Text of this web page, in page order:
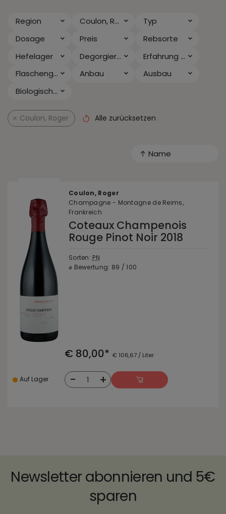
Region Coulon, Roger
Typ
Dosage
Preis
Rebsorte
Hefelager
Degorgiert seit
Erfahrung & Anlass
Flaschengröße
Anbau
Ausbau
Biologischer Säureabbau
Alle zurücksetzen
Coulon, Roger
↑ Name
Coulon, Roger
Champagne - Montagne de Reims,
Frankreich
Coteaux Champenois
Rouge Pinot Noir 2018
Sorten: PN
⌀ Bewertung: 89 / 100
€ 80,00* € 106,67 / Liter
Auf Lager - 1 +
Newsletter abonnieren und 5€
sparen